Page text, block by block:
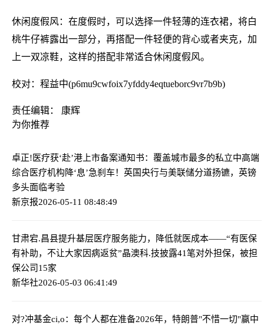
休闲度假风：在度假时，可以选择一件轻薄的连衣裙，将白
桃牛仔裤露出一部分，再搭配一件轻便的背心或者夹克，加
上一双凉鞋，这样的搭配非常适合休闲度假风。
校对：程益中(p6mu9cwfoix7yfddy4eqtueborc9vr7b9b)
责任编辑： 康辉
为你推荐
卓正!医疗获‘赴’港上市备案通知书：覆盖城市最多的私立中高端
综合医疗机构降‘息’急刹车！英国央行与美联储分道扬镳，英镑
多头面临考验
新京报2026-05-11 08:48:49
甘肃宕.昌县提升基层医疗服务能力，降低就医成本——“有医保
有补助，不让大家因病返贫”晶澳科.技披露41笔对外担保，被担
保公司15家
新华社2026-05-03 06:41:49
对?冲基金ci,o：每个人都在准备2026年，特朗普"不惜一切"赢中